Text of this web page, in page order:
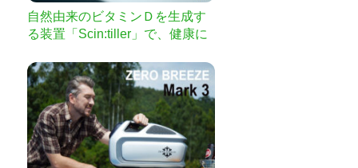
自然由来のビタミンＤを生成す
る装置「Scin:tiller」で、健康に